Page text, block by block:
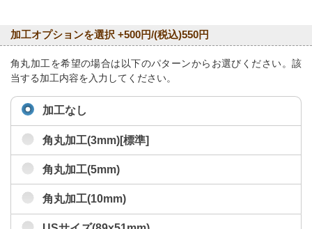
加工オプションを選択 +500円/(税込)550円
角丸加工を希望の場合は以下のパターンからお選びください。該
当する加工内容を入力してください。
加工なし
角丸加工(3mm)[標準]
角丸加工(5mm)
角丸加工(10mm)